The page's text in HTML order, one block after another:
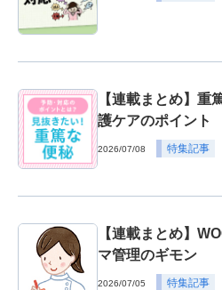
【連載まとめ】重
護ケアのポイント
2026/07/08 特集記事
【連載まとめ】
マ管理のギモン
2026/07/05 特集記事